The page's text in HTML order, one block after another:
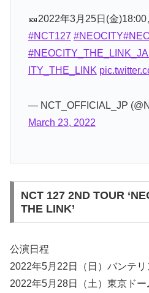
🎫2022年3月25日(金
#NCT127 #NEOCITY
ITY_THE_LINK
— NCT_OFFICIAL_JP
March 23, 2022
NCT 127 2ND TOUR
THE LINK’
公演日程
2022年5月22日（日）バンテリ
2022年5月28日（土）東京ドー